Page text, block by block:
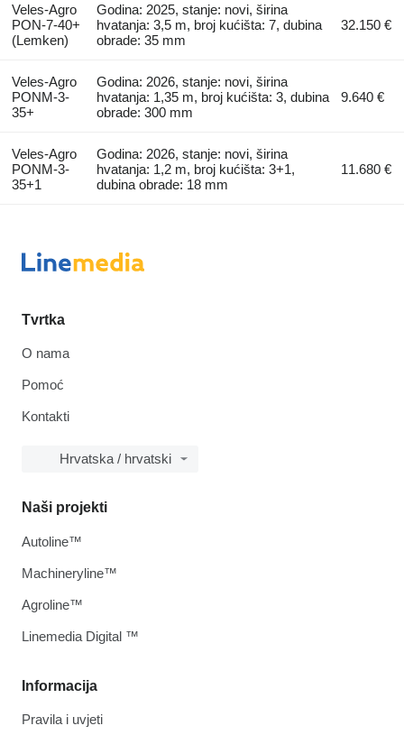
Veles-Agro
PON-7-40+
(Lemken)
Godina: 2025, stanje: novi, širina
hvatanja: 3,5 m, broj kućišta: 7, dubina
obrade: 35 mm
32.150 €
Veles-Agro
PONM-3-
35+
Godina: 2026, stanje: novi, širina
hvatanja: 1,35 m, broj kućišta: 3, dubina
obrade: 300 mm
9.640 €
Veles-Agro
PONM-3-
35+1
Godina: 2026, stanje: novi, širina
hvatanja: 1,2 m, broj kućišta: 3+1,
dubina obrade: 18 mm
11.680 €
Tvrtka
O nama
Pomoć
Kontakti
Hrvatska / hrvatski
Informacija
Pravila i uvjeti
Naši projekti
Autoline™
Machineryline™
Agroline™
Linemedia Digital ™